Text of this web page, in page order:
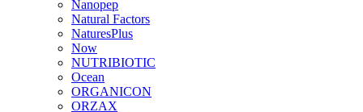
Nanopep
Natural Factors
NaturesPlus
Now
NUTRIBIOTIC
Ocean
ORGANICON
ORZAX